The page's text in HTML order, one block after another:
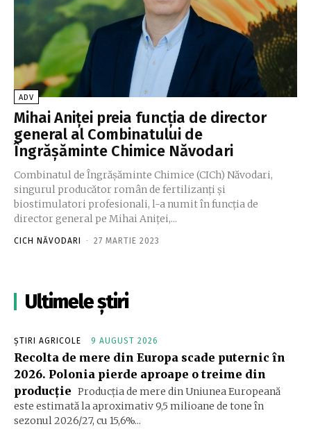
ADV
Mihai Aniței preia funcția de director
general al Combinatului de
Îngrășăminte Chimice Năvodari
Combinatul de Îngrășăminte Chimice (CICh) Năvodari,
singurul producător român de fertilizanţi şi
biostimulatori profesionali, l-a numit în funcția de
director general pe Mihai Aniței,...
CICH NĂVODARI - 27 MARTIE 2023
Ultimele știri
ȘTIRI AGRICOLE 9 AUGUST 2026
Recolta de mere din Europa scade puternic în
2026. Polonia pierde aproape o treime din
producție Producția de mere din Uniunea Europeană
este estimată la aproximativ 9,5 milioane de tone în
sezonul 2026/27, cu 15,6%...